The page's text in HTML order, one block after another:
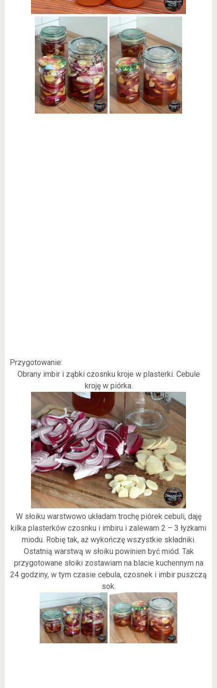
Przygotowanie:
Obrany imbir i ząbki czosnku kroje w plasterki. Cebule
kroję w piórka.
W słoiku warstwowo układam trochę piórek cebuli, daję
kilka plasterków czosnku i imbiru i zalewam 2 – 3 łyżkami
miodu. Robię tak, aż wykończę wszystkie składniki.
Ostatnią warstwą w słoiku powinien być miód. Tak
przygotowane słoiki zostawiam na blacie kuchennym na
24 godziny, w tym czasie cebula, czosnek i imbir puszczą
sok.